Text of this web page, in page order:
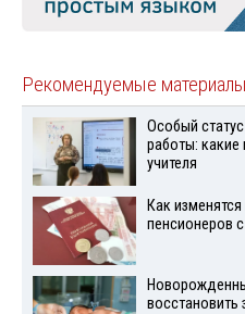
Рекомендуемые материалы
Особый статус
работы:
учителя
Как
пенсионеров с
восстановить